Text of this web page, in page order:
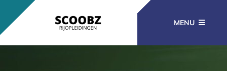
naar
inhoud
MENU